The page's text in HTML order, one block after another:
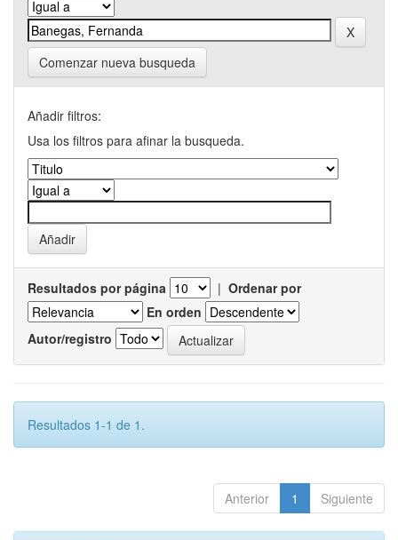
Comenzar nueva busqueda
Añadir filtros:
Usa los filtros para afinar la busqueda.
Resultados por página | Ordenar por
En orden
Autor/registro
Resultados 1-1 de 1.
Anterior 1 Siguiente